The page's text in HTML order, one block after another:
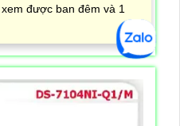
được ban đêm và 1